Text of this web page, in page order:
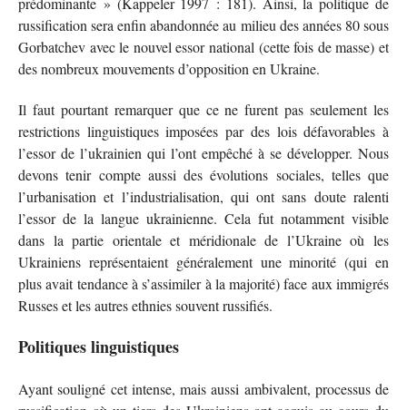
russification sera enfin abandonnée au milieu des années 80 sous
Gorbatchev avec le nouvel essor national (cette fois de masse) et
des nombreux mouvements d’opposition en Ukraine.
Il faut pourtant remarquer que ce ne furent pas seulement les
restrictions linguistiques imposées par des lois défavorables à
l’essor de l’ukrainien qui l’ont empêché à se développer. Nous
devons tenir compte aussi des évolutions sociales, telles que
l’urbanisation et l’industrialisation, qui ont sans doute ralenti
l’essor de la langue ukrainienne. Cela fut notamment visible
dans la partie orientale et méridionale de l’Ukraine où les
Ukrainiens représentaient généralement une minorité (qui en
plus avait tendance à s’assimiler à la majorité) face aux immigrés
Russes et les autres ethnies souvent russifiés.
Politiques linguistiques
Ayant souligné cet intense, mais aussi ambivalent, processus de